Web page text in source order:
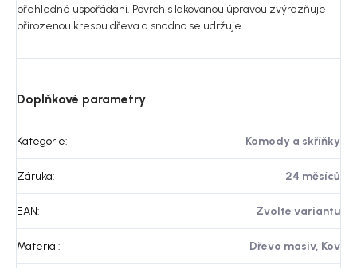
přehledné uspořádání. Povrch s lakovanou úpravou zvýrazňuje
přirozenou kresbu dřeva a snadno se udržuje.
Doplňkové parametry
Kategorie: Komody a skříňky
Záruka: 24 měsíců
EAN: Zvolte variantu
Materiál: Dřevo masiv, Kov